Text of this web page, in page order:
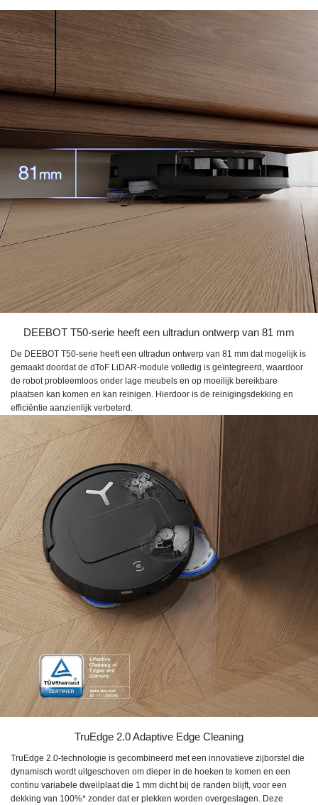
DEEBOT T50-serie heeft een ultradun ontwerp van 81 mm
De DEEBOT T50-serie heeft een ultradun ontwerp van 81 mm dat mogelijk is
gemaakt doordat de dToF LiDAR-module volledig is geïntegreerd, waardoor
de robot probleemloos onder lage meubels en op moeilijk bereikbare
plaatsen kan komen en kan reinigen. Hierdoor is de reinigingsdekking en
efficiëntie aanzienlijk verbeterd.
TruEdge 2.0 Adaptive Edge Cleaning
TruEdge 2.0-technologie is gecombineerd met een innovatieve zijborstel die
dynamisch wordt uitgeschoven om dieper in de hoeken te komen en een
continu variabele dweilplaat die 1 mm dicht bij de randen blijft, voor een
dekking van 100%* zonder dat er plekken worden overgeslagen. Deze